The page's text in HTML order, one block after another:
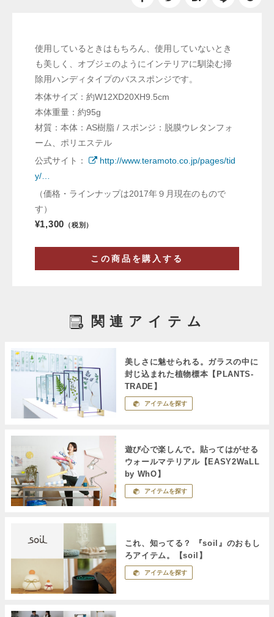
使用しているときはもちろん、使用していないとき
も美しく、オブジェのようにインテリアに馴染む掃
除用ハンディタイプのバススポンジです。
本体サイズ：約W12XD20XH9.5cm
本体重量：約95g
材質：本体：AS樹脂 / スポンジ：脱膜ウレタンフォ
ーム、ポリエステル
公式サイト：
http://www.teramoto.co.jp/pages/tid
y/…
（価格・ラインナップは2017年９月現在のもので
す）
¥1,300 （税別）
この商品を購入する
関連アイテム
美しさに魅せられる。ガラスの中に
封じ込まれた植物標本【PLANTS-
TRADE】
アイテムを探す
遊び心で楽しんで。貼ってはがせる
ウォールマテリアル【EASY2WaLL
by WhO】
アイテムを探す
これ、知ってる？ 『soil』のおもし
ろアイテム。【soil】
アイテムを探す